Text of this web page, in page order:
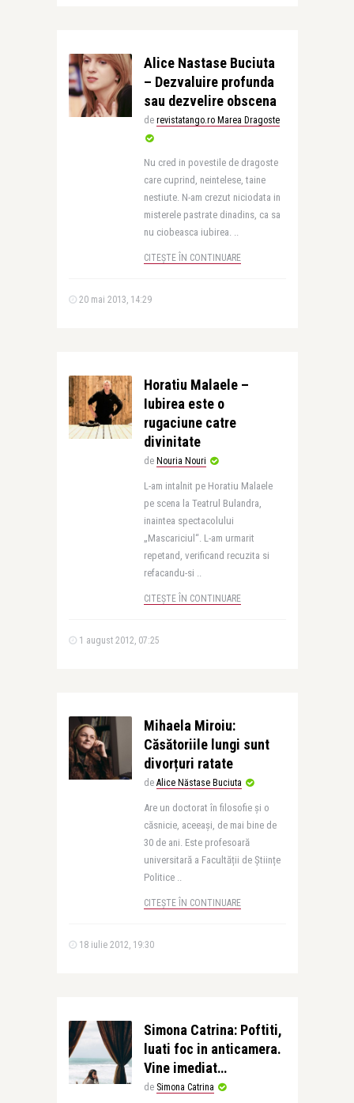
Alice Nastase Buciuta
– Dezvaluire profunda
sau dezvelire obscena
de revistatango.ro Marea Dragoste
Nu cred in povestile de dragoste
care cuprind, neintelese, taine
nestiute. N-am crezut niciodata in
misterele pastrate dinadins, ca sa
nu ciobeasca iubirea. ..
CITEȘTE ÎN CONTINUARE
20 mai 2013, 14:29
Horatiu Malaele –
Iubirea este o
rugaciune catre
divinitate
de Nouria Nouri
L-am intalnit pe Horatiu Malaele
pe scena la Teatrul Bulandra,
inaintea spectacolului
„Mascariciul“. L-am urmarit
repetand, verificand recuzita si
refacandu-si ..
CITEȘTE ÎN CONTINUARE
1 august 2012, 07:25
Mihaela Miroiu:
Căsătoriile lungi sunt
divorțuri ratate
de Alice Năstase Buciuta
Are un doctorat în filosofie și o
căsnicie, aceeași, de mai bine de
30 de ani. Este profesoară
universitară a Facultății de Științe
Politice ..
CITEȘTE ÎN CONTINUARE
18 iulie 2012, 19:30
Simona Catrina: Poftiti,
luati foc in anticamera.
Vine imediat…
de Simona Catrina